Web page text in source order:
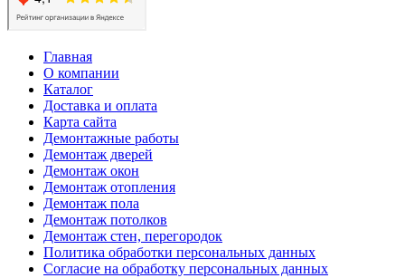
Главная
О компании
Каталог
Доставка и оплата
Карта сайта
Демонтажные работы
Демонтаж дверей
Демонтаж окон
Демонтаж отопления
Демонтаж пола
Демонтаж потолков
Демонтаж стен, перегородок
Политика обработки персональных данных
Согласие на обработку персональных данных